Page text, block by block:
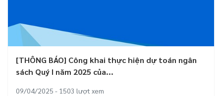
[THÔNG BÁO] Công khai thực hiện dự toán ngân
sách Quý I năm 2025 của...
09/04/2025 - 1503 lượt xem